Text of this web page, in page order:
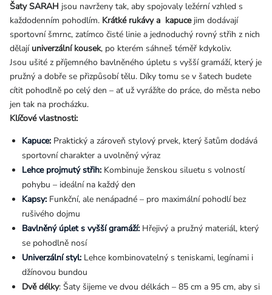
Šaty SARAH jsou navrženy tak, aby spojovaly ležérní vzhled s
každodenním pohodlím. Krátké rukávy a kapuce jim dodávají
sportovní šmrnc, zatímco čisté linie a jednoduchý rovný střih z nich
dělají univerzální kousek, po kterém sáhneš téměř kdykoliv.
Jsou ušité z příjemného bavlněného úpletu s vyšší gramáží, který je
pružný a dobře se přizpůsobí tělu. Díky tomu se v šatech budete
cítit pohodlně po celý den – ať už vyrážíte do práce, do města nebo
jen tak na procházku.
Klíčové vlastnosti:
Kapuce: Praktický a zároveň stylový prvek, který šatům dodává
sportovní charakter a uvolněný výraz
Lehce projmutý střih: Kombinuje ženskou siluetu s volností
pohybu – ideální na každý den
Kapsy: Funkční, ale nenápadné – pro maximální pohodlí bez
rušivého dojmu
Bavlněný úplet s vyšší gramáží: Hřejivý a pružný materiál, který
se pohodlně nosí
Univerzální styl: Lehce kombinovatelný s teniskami, legínami i
džínovou bundou
Dvě délky: Šaty šijeme ve dvou délkách – 85 cm a 95 cm, aby si